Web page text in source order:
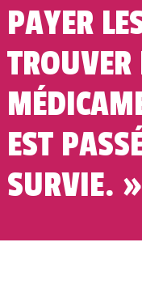
PAYER
TROUVER
EST
SURVIE. »